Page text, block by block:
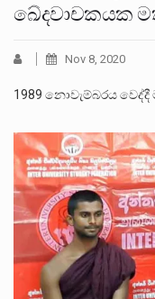
ඛේදවාචකයක
Nov 8, 2020
1989 නොවැම්බරය